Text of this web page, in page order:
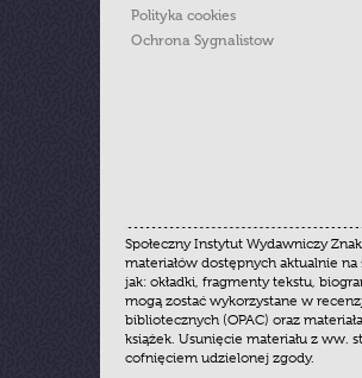
Polityka cookies
Ochrona Sygnalistow
Społeczny Instytut Wydawniczy
materiałów dostępnych aktualnie
jak: okładki, fragmenty tekstu,
mogą zostać wykorzystane w
bibliotecznych (OPAC) oraz
książek. Usunięcie materiału z ww.
cofnięciem udzielonej zgody.